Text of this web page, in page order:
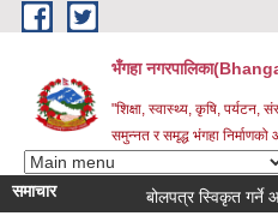
Skip to main content
भँगहा
"शिक्षा, स्वास्थ्य, कृषि, पर्यटन,
समुन्नत र समृद्ध भंगहा निर्माणको
समाचार बोलपत्र स्विकृत गर्ने